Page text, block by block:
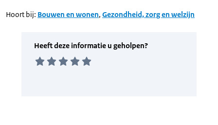
Hoort bij: Bouwen en wonen, Gezondheid, zorg en welzijn